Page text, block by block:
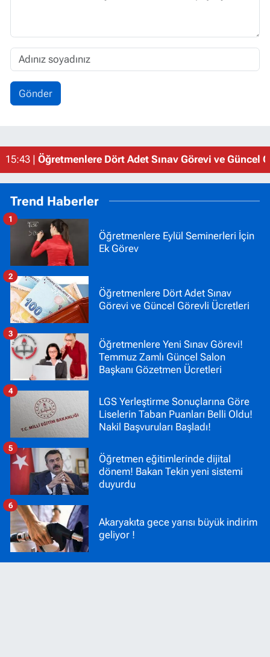
Gönder
15:43 | Öğretmenlere Dört Adet Sınav Görevi ve Güncel
Trend Haberler
Öğretmenlere Eylül Seminerleri İçin
Ek Görev
1
Öğretmenlere Dört Adet Sınav
Görevi ve Güncel Görevli Ücretleri
2
Öğretmenlere Yeni Sınav Görevi!
Temmuz Zamlı Güncel Salon
Başkanı Gözetmen Ücretleri
3
LGS Yerleştirme Sonuçlarına Göre
Liselerin Taban Puanları Belli Oldu!
Nakil Başvuruları Başladı!
4
Öğretmen eğitimlerinde dijital
dönem! Bakan Tekin yeni sistemi
duyurdu
5
Akaryakıta gece yarısı büyük indirim
geliyor !
6